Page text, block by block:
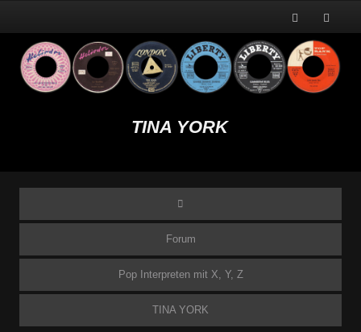
TINA YORK
Forum
Pop Interpreten mit X, Y, Z
TINA YORK